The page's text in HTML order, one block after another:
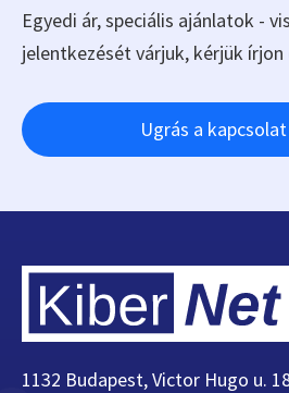
Egyedi ár, speciális ajánlatok -
jelentkezését várjuk, kérjük
Ugrás a
1132 Budapest, Victor Hugo u.